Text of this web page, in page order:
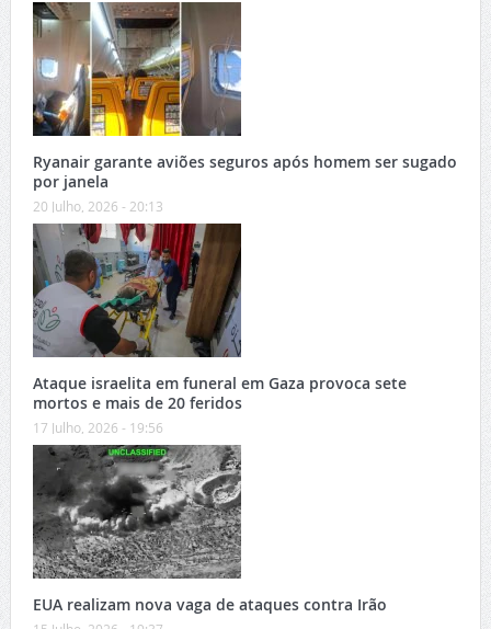
Ryanair garante aviões seguros após homem ser sugado
por janela
20 Julho, 2026 - 20:13
Ataque israelita em funeral em Gaza provoca sete
mortos e mais de 20 feridos
17 Julho, 2026 - 19:56
EUA realizam nova vaga de ataques contra Irão